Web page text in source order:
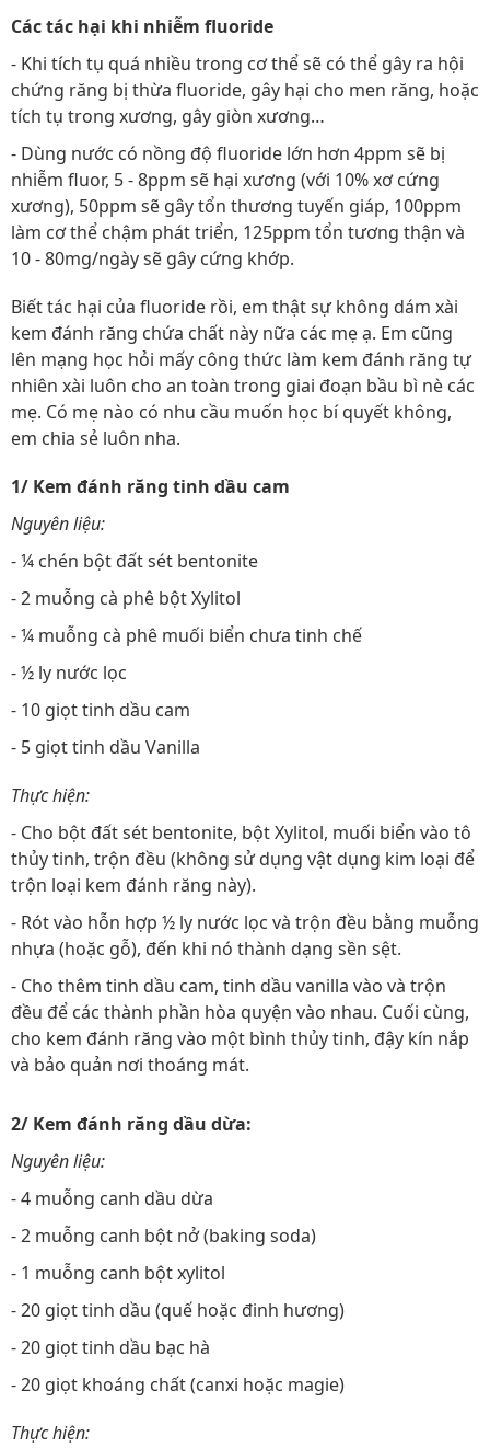
Các tác hại khi nhiễm fluoride
- Khi tích tụ quá nhiều trong cơ thể sẽ có thể gây ra hội
chứng răng bị thừa fluoride, gây hại cho men răng, hoặc
tích tụ trong xương, gây giòn xương…
- Dùng nước có nồng độ fluoride lớn hơn 4ppm sẽ bị
nhiễm fluor, 5 - 8ppm sẽ hại xương (với 10% xơ cứng
xương), 50ppm sẽ gây tổn thương tuyến giáp, 100ppm
làm cơ thể chậm phát triển, 125ppm tổn tương thận và
10 - 80mg/ngày sẽ gây cứng khớp.
Biết tác hại của fluoride rồi, em thật sự không dám xài
kem đánh răng chứa chất này nữa các mẹ ạ. Em cũng
lên mạng học hỏi mấy công thức làm kem đánh răng tự
nhiên xài luôn cho an toàn trong giai đoạn bầu bì nè các
mẹ. Có mẹ nào có nhu cầu muốn học bí quyết không,
em chia sẻ luôn nha.
1/ Kem đánh răng tinh dầu cam
Nguyên liệu:
- ¼ chén bột đất sét bentonite
- 2 muỗng cà phê bột Xylitol
- ¼ muỗng cà phê muối biển chưa tinh chế
- ½ ly nước lọc
- 10 giọt tinh dầu cam
- 5 giọt tinh dầu Vanilla
Thực hiện:
- Cho bột đất sét bentonite, bột Xylitol, muối biển vào tô
thủy tinh, trộn đều (không sử dụng vật dụng kim loại để
trộn loại kem đánh răng này).
- Rót vào hỗn hợp ½ ly nước lọc và trộn đều bằng muỗng
nhựa (hoặc gỗ), đến khi nó thành dạng sền sệt.
- Cho thêm tinh dầu cam, tinh dầu vanilla vào và trộn
đều để các thành phần hòa quyện vào nhau. Cuối cùng,
cho kem đánh răng vào một bình thủy tinh, đậy kín nắp
và bảo quản nơi thoáng mát.
2/ Kem đánh răng dầu dừa:
Nguyên liệu:
- 4 muỗng canh dầu dừa
- 2 muỗng canh bột nở (baking soda)
- 1 muỗng canh bột xylitol
- 20 giọt tinh dầu (quế hoặc đinh hương)
- 20 giọt tinh dầu bạc hà
- 20 giọt khoáng chất (canxi hoặc magie)
Thực hiện: